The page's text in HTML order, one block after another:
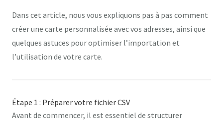
Dans cet article, nous vous expliquons pas à pas comment
créer une carte personnalisée avec vos adresses, ainsi que
quelques astuces pour optimiser l’importation et
l’utilisation de votre carte.
Étape 1 : Préparer votre fichier CSV
Avant de commencer, il est essentiel de structurer